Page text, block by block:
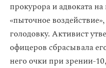
прокурора и адвоката
«пыточное
голодовку. Активист
офицеров сбрасывала
него очки при зрении-